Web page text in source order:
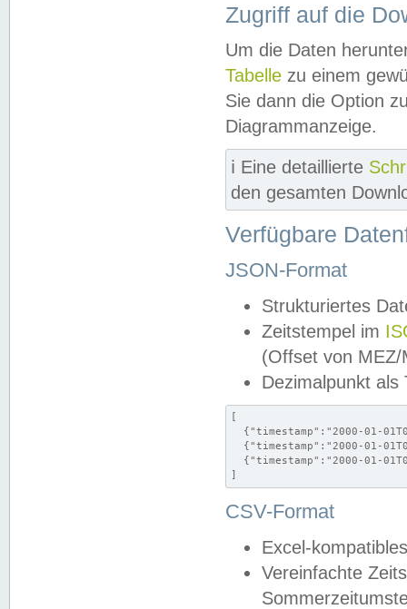
Zugriff auf die
Um die Daten
Tabelle zu einem
Sie dann die Option
Diagrammanzeige.
ℹ️ Eine detaillierte
den gesamten
Verfügbare
JSON-Format
Strukturiertes
Zeitstempel im
(Offset von MEZ/
Dezimalpunkt als
[
{"timestamp":"2000-01-
{"timestamp":"2000-01-
{"timestamp":"2000-01-
]
CSV-Format
Excel-
Vereinfachte